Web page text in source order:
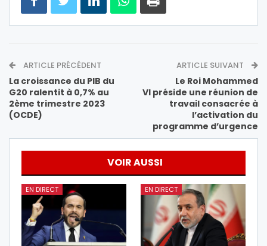
ARTICLE PRÉCÉDENT
La croissance du PIB du
G20 ralentit à 0,7% au
2ème trimestre 2023
(OCDE)
ARTICLE SUIVANT
Le Roi Mohammed
VI préside une réunion de
travail consacrée à
l’activation du
programme d’urgence
VOIR AUSSI
EN DIRECT EN DIRECT